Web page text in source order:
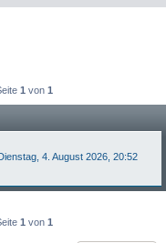
1von 1
Dienstag, 4. August 2026, 20:52
1von 1